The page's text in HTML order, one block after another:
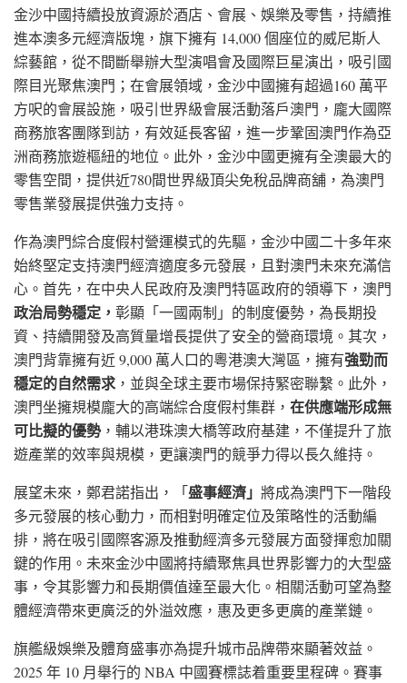
金沙中國持續投放資源於酒店、會展、娛樂及零售，持續推
進本澳多元經濟版塊，旗下擁有 14,000 個座位的威尼斯人
綜藝館，從不間斷舉辦大型演唱會及國際巨星演出，吸引國
際目光聚焦澳門；在會展領域，金沙中國擁有超過160 萬平
方呎的會展設施，吸引世界級會展活動落戶澳門，龐大國際
商務旅客團隊到訪，有效延長客留，進一步鞏固澳門作為亞
洲商務旅遊樞紐的地位。此外，金沙中國更擁有全澳最大的
零售空間，提供近780間世界級頂尖免稅品牌商舖，為澳門
零售業發展提供強力支持。
作為澳門綜合度假村營運模式的先驅，金沙中國二十多年來
始終堅定支持澳門經濟適度多元發展，且對澳門未來充滿信
心。首先，在中央人民政府及澳門特區政府的領導下，澳門
政治局勢穩定， 彰顯「一國兩制」的制度優勢，為長期投
資、持續開發及高質量增長提供了安全的營商環境。其次，
澳門背靠擁有近 9,000 萬人口的粵港澳大灣區，擁有強勁而
穩定的自然需求 ，並與全球主要市場保持緊密聯繫。此外，
澳門坐擁規模龐大的高端綜合度假村集群， 在供應端形成無
可比擬的優勢，輔以港珠澳大橋等政府基建，不僅提升了旅
遊產業的效率與規模，更讓澳門的競爭力得以長久維持。
展望未來，鄭君諾指出，「盛事經濟」 將成為澳門下一階段
多元發展的核心動力，而相對明確定位及策略性的活動編
排，將在吸引國際客源及推動經濟多元發展方面發揮愈加關
鍵的作用。未來金沙中國將持續聚焦具世界影響力的大型盛
事，令其影響力和長期價值達至最大化。相關活動可望為整
體經濟帶來更廣泛的外溢效應，惠及更多更廣的產業鏈。
旗艦級娛樂及體育盛事亦為提升城市品牌帶來顯著效益。
2025 年 10 月舉行的 NBA 中國賽標誌着重要里程碑。賽事